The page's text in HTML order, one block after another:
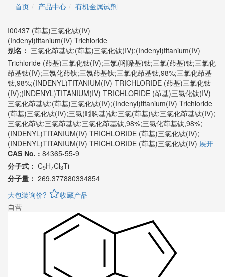
首页 产品中心 有机金属试剂
I00437 (茚基)三氯化钛(IV)
(Indenyl)titanium(IV) Trichloride
别名： 三氯化茚基钛;(茚基)三氯化钛(IV);(Indenyl)titanium(IV)
Trichloride (茚基)三氯化钛(IV);三氯(吲哚基)钛;三氯(茚基)钛;三氯化
茚基钛(IV);三氯化茚钛;三氯茚基钛;三氯化茚基钛,98%;三氯化茚基
钛,98%;(INDENYL)TITANIUM(IV) TRICHLORIDE (茚基)三氯化钛
(IV);(INDENYL)TITANIUM(IV) TRICHLORIDE (茚基)三氯化钛(IV)
三氯化茚基钛;(茚基)三氯化钛(IV);(Indenyl)titanium(IV) Trichloride
(茚基)三氯化钛(IV);三氯(吲哚基)钛;三氯(茚基)钛;三氯化茚基钛(IV);
三氯化茚钛;三氯茚基钛;三氯化茚基钛,98%;三氯化茚基钛,98%;
(INDENYL)TITANIUM(IV) TRICHLORIDE (茚基)三氯化钛(IV);
(INDENYL)TITANIUM(IV) TRICHLORIDE (茚基)三氯化钛(IV) 展开
CAS No. : 84365-55-9
分子式： C9H7Cl3Ti
分子量： 269.377880334854
大包装询价?
收藏产品
自营